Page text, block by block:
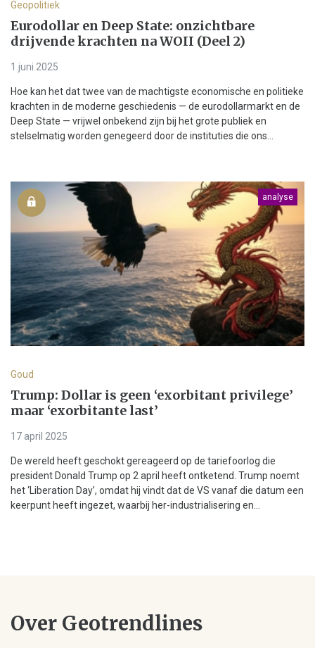
Geopolitiek
Eurodollar en Deep State: onzichtbare
drijvende krachten na WOII (Deel 2)
1 juni 2025
Hoe kan het dat twee van de machtigste economische en politieke
krachten in de moderne geschiedenis — de eurodollarmarkt en de
Deep State — vrijwel onbekend zijn bij het grote publiek en
stelselmatig worden genegeerd door de instituties die ons...
analyse
Goud
Trump: Dollar is geen ‘exorbitant privilege’
maar ‘exorbitante last’
17 april 2025
De wereld heeft geschokt gereageerd op de tariefoorlog die
president Donald Trump op 2 april heeft ontketend. Trump noemt
het ‘Liberation Day’, omdat hij vindt dat de VS vanaf die datum een
keerpunt heeft ingezet, waarbij her-industrialisering en...
Over Geotrendlines